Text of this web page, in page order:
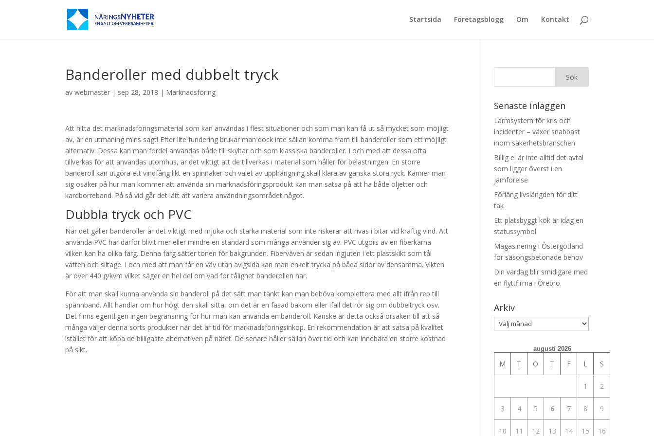
Startsida Företagsblogg Om Kontakt
Banderoller med dubbelt tryck
avwebmaster | sep 28, 2018 | Marknadsföring
Att hitta det marknadsföringsmaterial som kan användas i flest situationer och som man kan få ut så mycket som möjligt
av, är en utmaning mins sagt! Efter lite fundering brukar man dock inte sällan komma fram till banderoller som ett möjligt
alternativ. Dessa kan man fördel användas både till skyltar och som klassiska banderoller. I och med att dessa ofta
tillverkas för att användas utomhus, är det viktigt att de tillverkas i material som håller för belastningen. En större
banderoll kan utgöra ett vindfång likt en spinnaker och valet av upphängning skall klara av ganska stora ryck. Känner man
sig osäker på hur man kommer att använda sin marknadsföringsprodukt kan man satsa på att ha både öljetter och
kardborreband. På så vid går det lätt att variera användningsområdet något.
Dubbla tryck och PVC
När det gäller banderoller är det viktigt med mjuka och starka material som inte riskerar att rivas i bitar vid kraftig vind. Att
använda PVC har därför blivit mer eller mindre en standard som många använder sig av. PVC utgörs av en fiberkärna
vilken kan ha olika färg. Denna färg sätter tonen för bakgrunden. Fiberväven är sedan ingjuten i ett plastskikt som tål
vatten och slitage. I och med att man får en väv utan avigsida kan man enkelt trycka på båda sidor av densamma. Vikten
är över 440 g/kvm vilket säger en hel del om vad för tålighet banderollen har.
För att man skall kunna använda sin banderoll på det sätt man tänkt kan man behöva komplettera med allt ifrån rep till
spännband. Allt handlar om hur högt den skall sitta, om det är en fasad bakom eller ifall det rör sig om dubbeltryck osv.
Det finns egentligen ingen begränsning för hur man kan använda en banderoll. Kanske är detta också orsaken till att så
många väljer denna sorts produkter när det är tid för marknadsföringsinköp. En rekommendation är att satsa på kvalitet
istället för att köpa de billigaste alternativen på nätet. De senare håller sällan över tid och kan innebära en större kostnad
på sikt.
Senaste inläggen
Larmsystem för kris och
incidenter – växer snabbast
inom säkerhetsbranschen
Billig el är inte alltid det avtal
som ligger överst i en
jämförelse
Förläng livslängden för ditt
tak
Ett platsbyggt kök är idag en
statussymbol
Magasinering i Östergötland
för säsongsbetonade behov
Din vardag blir smidigare med
en flyttfirma i Örebro
Arkiv
Arkiv
augusti 2026
M T O T F L S
1 2
3 4 5 6 7 8 9
10 11 12 13 14 15 16